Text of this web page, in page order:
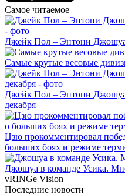
Самое читаемое
Джейк Пол – Энтони
Самые крутые весовые
Джейк Пол – Энтони
декабря
Цзю прокомментировал
больших боях и режиме
Джошуа в команде Усика.
vRINGe Vision
Последние новости